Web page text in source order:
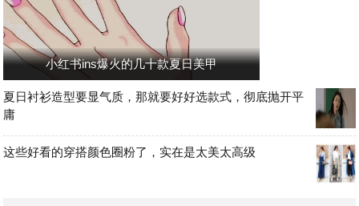
小红书ins爆火的几十款夏日美甲
夏日衬衫造型要显气质，那就要好好选款式，彻底抛开平
庸
这些好看的穿搭颜色圈粉了，实在是太美太高级